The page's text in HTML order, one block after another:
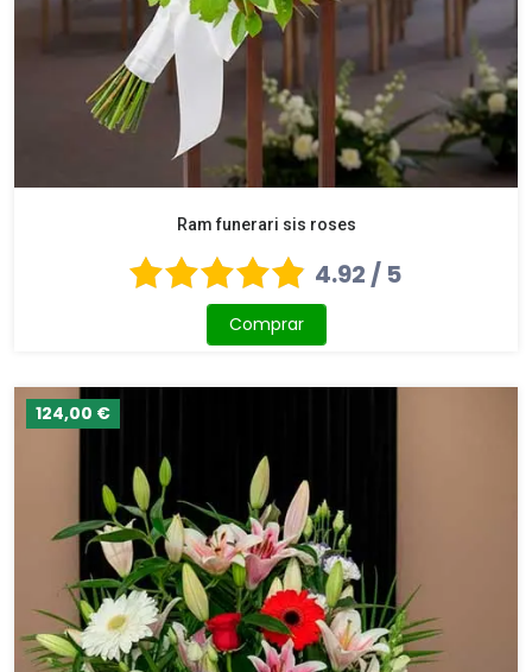
Ram funerari sis roses
4.92 / 5
Comprar
124,00 €